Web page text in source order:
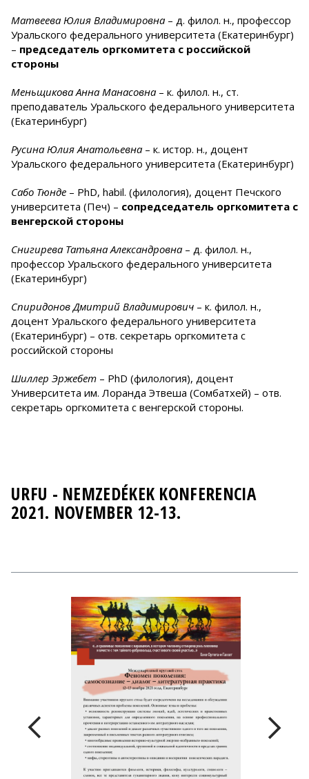
Матвеева Юлия Владимировна – д. филол. н., профессор
Уральского федерального университета (Екатеринбург)
– председатель оргкомитета с российской
стороны
Меньщикова Анна Манасовна – к. филол. н., ст.
преподаватель Уральского федерального университета
(Екатеринбург)
Русина Юлия Анатольевна – к. истор. н., доцент
Уральского федерального университета (Екатеринбург)
Сабо Тюнде – PhD, habil. (филология), доцент Печского
университета (Печ) – сопредседатель оргкомитета с
венгерской стороны
Снигирева Татьяна Александровна – д. филол. н.,
профессор Уральского федерального университета
(Екатеринбург)
Спиридонов Дмитрий Владимирович – к. филол. н.,
доцент Уральского федерального университета
(Екатеринбург) – отв. секретарь оргкомитета с
российской стороны
Шиллер Эржебет – PhD (филология), доцент
Университета им. Лоранда Этвеша (Сомбатхей) – отв.
секретарь оргкомитета с венгерской стороны.
URFU - NEMZEDÉKEK KONFERENCIA
2021. NOVEMBER 12-13.